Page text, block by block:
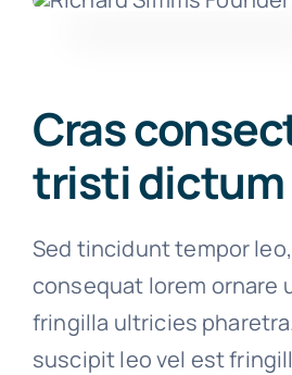
Cras
tristi dictum
Sed tincidunt tempor
consequat lorem ornare
fringilla ultricies
suscipit leo vel est